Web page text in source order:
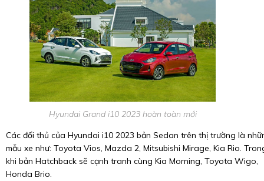
Hyundai Grand i10 2023 hoàn toàn mới
Các đối thủ của Hyundai i10 2023 bản Sedan trên thị trường là
mẫu xe như: Toyota Vios, Mazda 2, Mitsubishi Mirage, Kia Rio.
khi bản Hatchback sẽ cạnh tranh cùng Kia Morning, Toyota Wigo,
Honda Brio.